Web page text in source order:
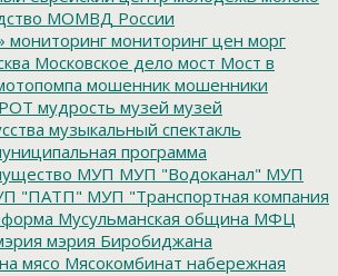
МОМВД России
мониторинг мониторинг цен морг
Московское дело мост Мост в
мошенник мошенники
мудрость музей музей
музыкальный спектакль
программа
МУП МУП "Водоканал" МУП
"ПАТП" МУП "Транспортная компания
Мусульманская община МФЦ
мэрия Биробиджана
мясо Мясокомбинат набережная